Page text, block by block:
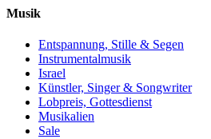
Musik
Entspannung, Stille & Segen
Instrumentalmusik
Israel
Künstler, Singer & Songwriter
Lobpreis, Gottesdienst
Musikalien
Sale